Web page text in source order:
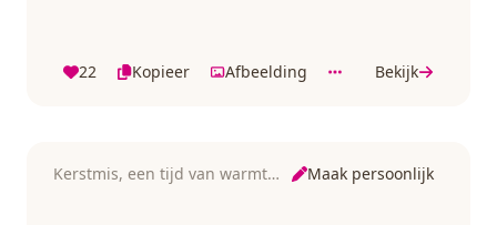
22 Kopieer Afbeelding Bekijk
Kerstmis, een tijd van warmte en sfeer Maak persoonlijk